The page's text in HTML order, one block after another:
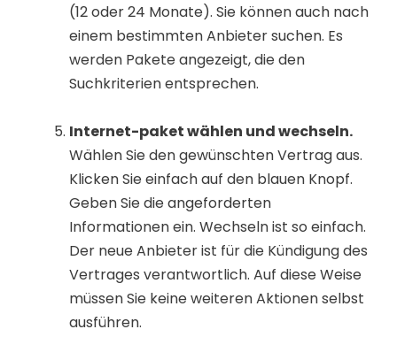
(12 oder 24 Monate). Sie können auch nach
einem bestimmten Anbieter suchen. Es
werden Pakete angezeigt, die den
Suchkriterien entsprechen.
Internet-paket wählen und wechseln.
Wählen Sie den gewünschten Vertrag aus.
Klicken Sie einfach auf den blauen Knopf.
Geben Sie die angeforderten
Informationen ein. Wechseln ist so einfach.
Der neue Anbieter ist für die Kündigung des
Vertrages verantwortlich. Auf diese Weise
müssen Sie keine weiteren Aktionen selbst
ausführen.